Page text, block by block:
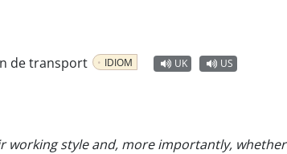
de transport IDIOM UK US
working style and, more importantly, whether